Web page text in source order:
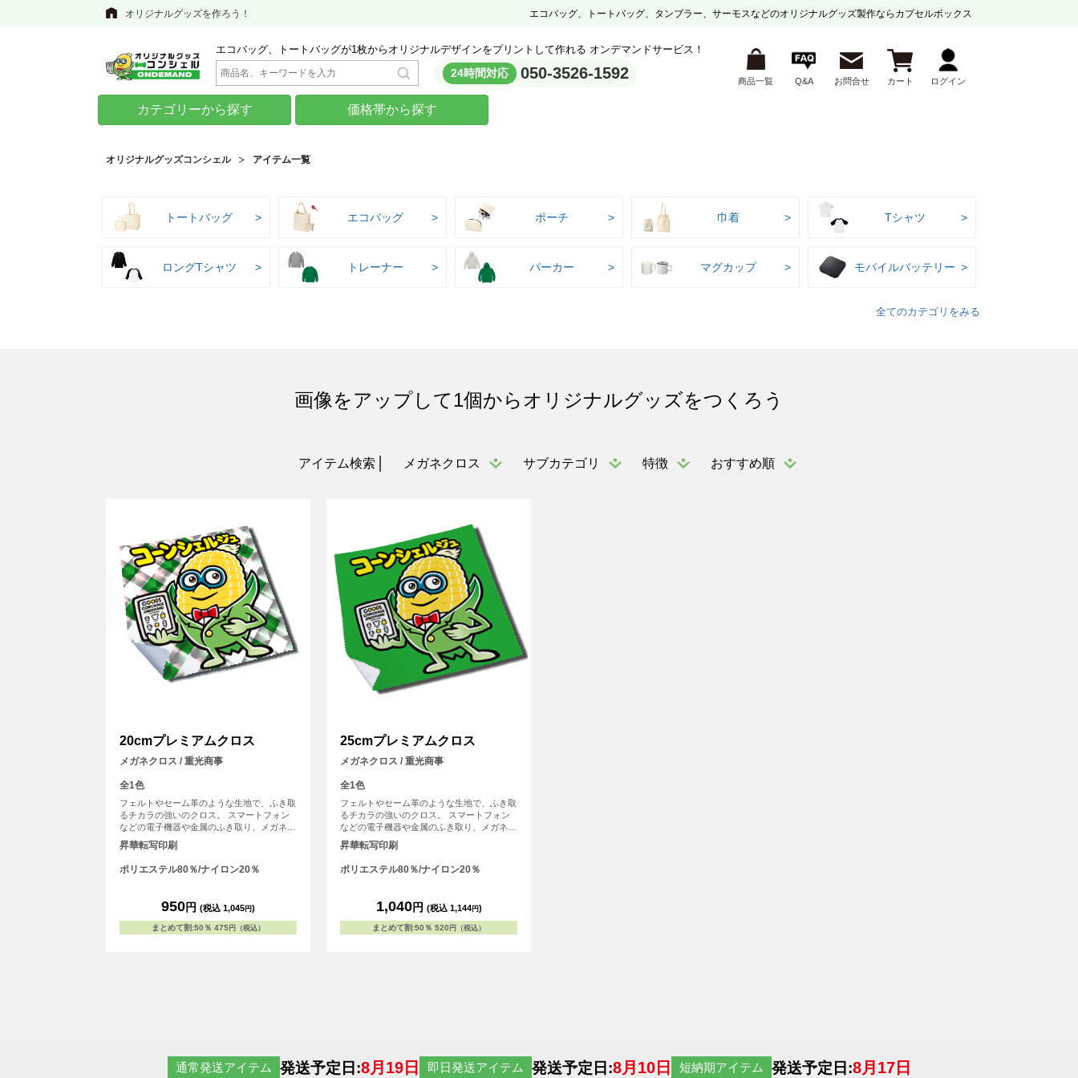
オリジナルグッズを作ろう！ エコバッグ、トートバッグ、タンブラー、サーモスなどのオリジナルグッズ製作ならカプセルボックス
エコバッグ、トートバッグが1枚からオリジナルデザインをプリントして作れる オンデマンドサービス！
24時間対応 050-3526-1592 商品一覧 Q&A お問合せ カート ログイン
カテゴリーから探す 価格帯から探す
オリジナルグッズコンシェル アイテム一覧
トートバッグ エコバッグ ポーチ 巾着 Tシャツ
ロングTシャツ トレーナー パーカー マグカップ モバイルバッテリー
全てのカテゴリをみる
画像をアップして1個からオリジナルグッズをつくろう
アイテム検索 メガネクロス サブカテゴリ 特徴 おすすめ順
20cmプレミアムクロス
メガネクロス / 重光商事
全1色
フェルトやセーム革のような生地で、ふき取
るチカラの強いのクロス。 スマートフォン
などの電子機器や金属のふき取り、メガネ拭
きにおすすめです。
昇華転写印刷
ポリエステル80％/ナイロン20％
950円 (税込 1,045 円)
まとめて割:50％ 475 円（税込）
25cmプレミアムクロス
メガネクロス / 重光商事
全1色
フェルトやセーム革のような生地で、ふき取
るチカラの強いのクロス。 スマートフォン
などの電子機器や金属のふき取り、メガネ拭
きにおすすめです。
昇華転写印刷
ポリエステル80％/ナイロン20％
1,040円 (税込 1,144円)
まとめて割:50％ 520 円（税込）
通常発送アイテム 発送予定日:8月19日 即日発送アイテム 発送予定日:8月10日 短納期アイテム 発送予定日:8月17日